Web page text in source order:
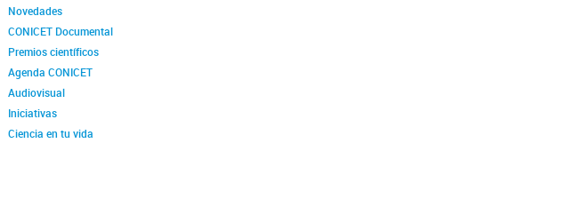
Novedades
CONICET Documental
Premios científicos
Agenda CONICET
Audiovisual
Iniciativas
Ciencia en tu vida